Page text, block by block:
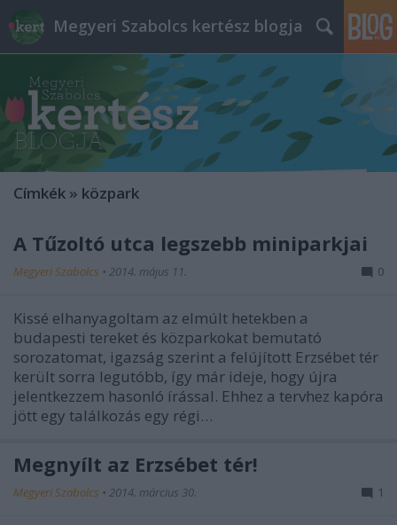
Megyeri Szabolcs kertész blogja
Címkék » közpark
A Tűzoltó utca legszebb miniparkjai
Megyeri Szabolcs • 2014. május 11. 0
Kissé elhanyagoltam az elmúlt hetekben a
budapesti tereket és közparkokat bemutató
sorozatomat, igazság szerint a felújított Erzsébet tér
került sorra legutóbb, így már ideje, hogy újra
jelentkezzem hasonló írással. Ehhez a tervhez kapóra
jött egy találkozás egy régi…
Megnyílt az Erzsébet tér!
Megyeri Szabolcs • 2014. március 30. 1